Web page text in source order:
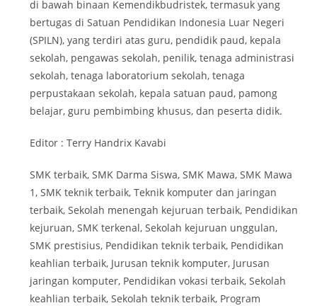
di bawah binaan Kemendikbudristek, termasuk yang
bertugas di Satuan Pendidikan Indonesia Luar Negeri
(SPILN), yang terdiri atas guru, pendidik paud, kepala
sekolah, pengawas sekolah, penilik, tenaga administrasi
sekolah, tenaga laboratorium sekolah, tenaga
perpustakaan sekolah, kepala satuan paud, pamong
belajar, guru pembimbing khusus, dan peserta didik.
Editor : Terry Handrix Kavabi
SMK terbaik, SMK Darma Siswa, SMK Mawa, SMK Mawa
1, SMK teknik terbaik, Teknik komputer dan jaringan
terbaik, Sekolah menengah kejuruan terbaik, Pendidikan
kejuruan, SMK terkenal, Sekolah kejuruan unggulan,
SMK prestisius, Pendidikan teknik terbaik, Pendidikan
keahlian terbaik, Jurusan teknik komputer, Jurusan
jaringan komputer, Pendidikan vokasi terbaik, Sekolah
keahlian terbaik, Sekolah teknik terbaik, Program